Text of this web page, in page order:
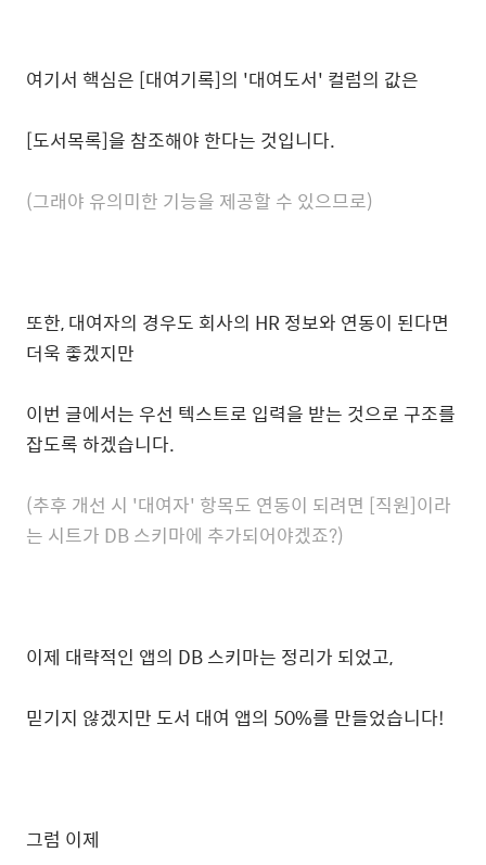
여기서 핵심은 [대여기록]의 '대여도서' 컬럼의 값은
[도서목록]을 참조해야 한다는 것입니다.
(그래야 유의미한 기능을 제공할 수 있으므로)
또한, 대여자의 경우도 회사의 HR 정보와 연동이 된다면
더욱 좋겠지만
이번 글에서는 우선 텍스트로 입력을 받는 것으로 구조를
잡도록 하겠습니다.
(추후 개선 시 '대여자' 항목도 연동이 되려면 [직원]이라
는 시트가 DB 스키마에 추가되어야겠죠?)
이제 대략적인 앱의 DB 스키마는 정리가 되었고,
믿기지 않겠지만 도서 대여 앱의 50%를 만들었습니다!
그럼 이제